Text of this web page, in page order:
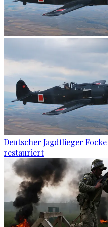
Deutscher Jagdflieger
restauriert